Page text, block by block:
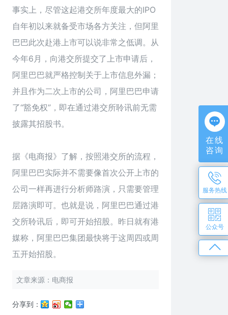
事实上，尽管这起港交所年度最大的IPO
自年初以来就备受市场各方关注，但阿里
巴巴此次赴港上市可以说非常之低调。从
今年6月，向港交所提交了上市申请后，
阿里巴巴就严格控制关于上市信息外漏；
并且作为二次上市的公司，阿里巴巴申请
了“豁免权”，即在通过港交所聆讯前无需
披露其招股书。
据《电商报》了解，按照港交所的流程，
阿里巴巴实际并不需要像首次公开上市的
公司一样再进行分析师路演，只需要管理
层路演即可。也就是说，阿里巴巴通过港
交所聆讯后，即可开始招股。昨日就有港
媒称，阿里巴巴集团最快将于这周四或周
五开始招股。
文章来源：电商报
分享到：
在线
咨询
服务热线
公众号